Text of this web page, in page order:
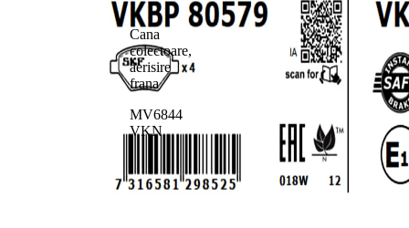
Cana
colectoare,
aerisire
frana
MV6844
VKN